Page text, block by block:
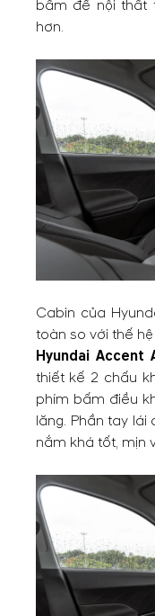
bấm để nội thất
hơn.
Cabin của
toàn so với thế
Hyundai Accent
thiết kế 2 chấu
phím bấm điều
lăng. Phần tay
nắm khá tốt, mịn